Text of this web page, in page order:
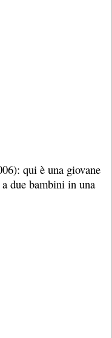
qui è una giovane
due bambini in una